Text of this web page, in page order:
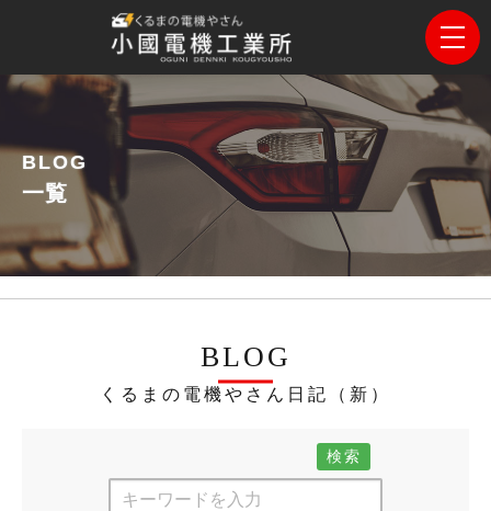
BLOG
一覧
BLOG
くるまの電機やさん日記（新）
検索